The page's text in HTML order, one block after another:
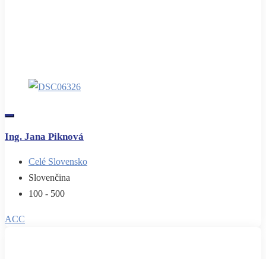
Ing. Jana Piknová
Celé Slovensko
Slovenčina
100 - 500
ACC